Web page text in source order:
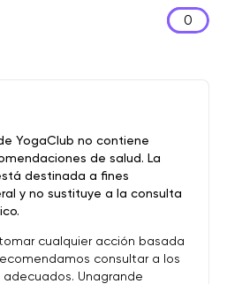
0
YogaClub no contiene
de salud. La
destinada a fines
y no sustituye a la consulta
cualquier acción basada
consultar a los
Unagrande